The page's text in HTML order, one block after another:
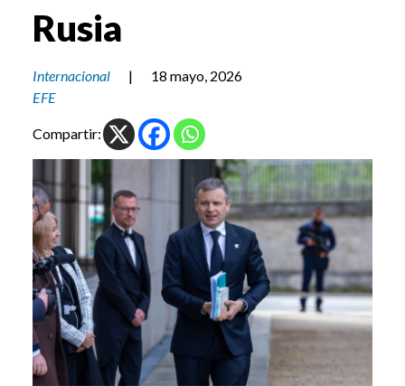
Rusia
Internacional |
18 mayo, 2026
EFE
Compartir: